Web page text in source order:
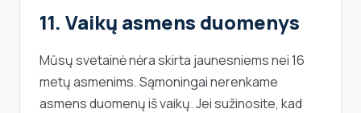
11. Vaikų asmens duomenys
Mūsų svetainė nėra skirta jaunesniems nei 16
metų asmenims. Sąmoningai nerenkame
asmens duomenų iš vaikų. Jei sužinosite, kad